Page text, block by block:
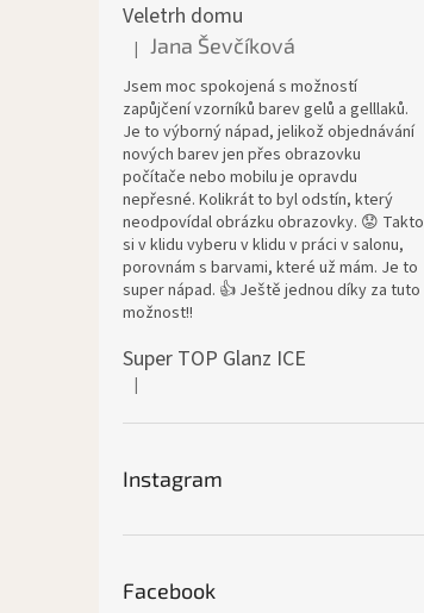
Veletrh domu
Hodnocení produktu je 5 z 5 hvězdiček.
| Jana Ševčíková
Jsem moc spokojená s možností
zapůjčení vzorníků barev gelů a gelllaků.
Je to výborný nápad, jelikož objednávání
nových barev jen přes obrazovku
počítače nebo mobilu je opravdu
nepřesné. Kolikrát to byl odstín, který
neodpovídal obrázku obrazovky. 😟 Takto
si v klidu vyberu v klidu v práci v salonu,
porovnám s barvami, které už mám. Je to
super nápad. 👍 Ještě jednou díky za tuto
možnost!!
Super TOP Glanz ICE
Hodnocení produktu je 4 z 5 hvězdiček.
|
Instagram
Facebook